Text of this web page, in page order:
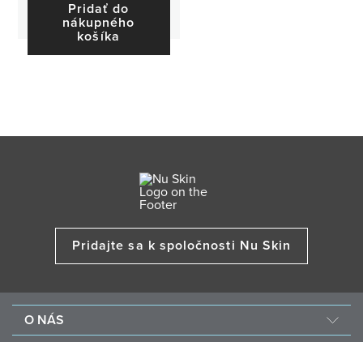
Pridať do
nákupného
košíka
Pridajte sa k spoločnosti Nu Skin
O NÁS